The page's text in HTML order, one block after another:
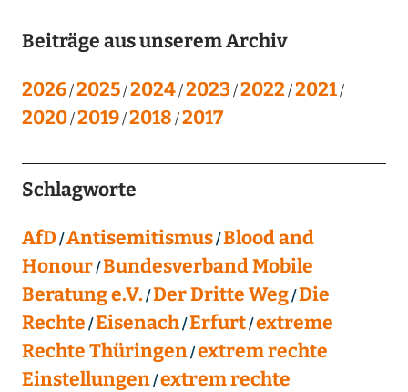
Beiträge aus unserem Archiv
2026 2025 2024 2023 2022 2021
2020 2019 2018 2017
Schlagworte
AfD Antisemitismus Blood and
Honour Bundesverband Mobile
Beratung e.V. Der Dritte Weg Die
Rechte Eisenach Erfurt extreme
Rechte Thüringen extrem rechte
Einstellungen extrem rechte